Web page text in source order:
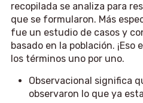
recopilada se analiza para
que se formularon. Más
fue un estudio de casos y
basado en la población. ¡Eso
los términos uno por uno.
Observacional significa
observaron lo que ya